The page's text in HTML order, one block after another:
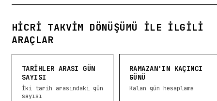
HICRI TAKVIM DÖNÜŞÜMÜ ILE İLGILI
ARAÇLAR
TARIHLER ARASI GÜN
SAYISI
İki tarih arasındaki gün
sayısı
RAMAZAN'IN KAÇINCI
GÜNÜ
Kalan gün hesaplama